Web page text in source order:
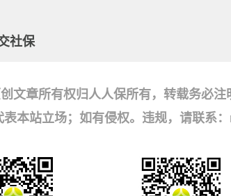
社保
文章所有权归人人保所有，转载务必注
表本站立场；如有侵权。违规，请联系